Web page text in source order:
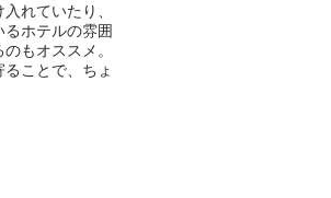
れていたり、
ホテルの雰囲
もオススメ。
ことで、ちょ